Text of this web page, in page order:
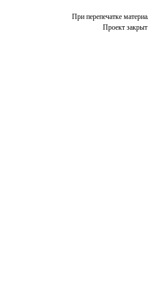
При перепечатке
Проект закрыт